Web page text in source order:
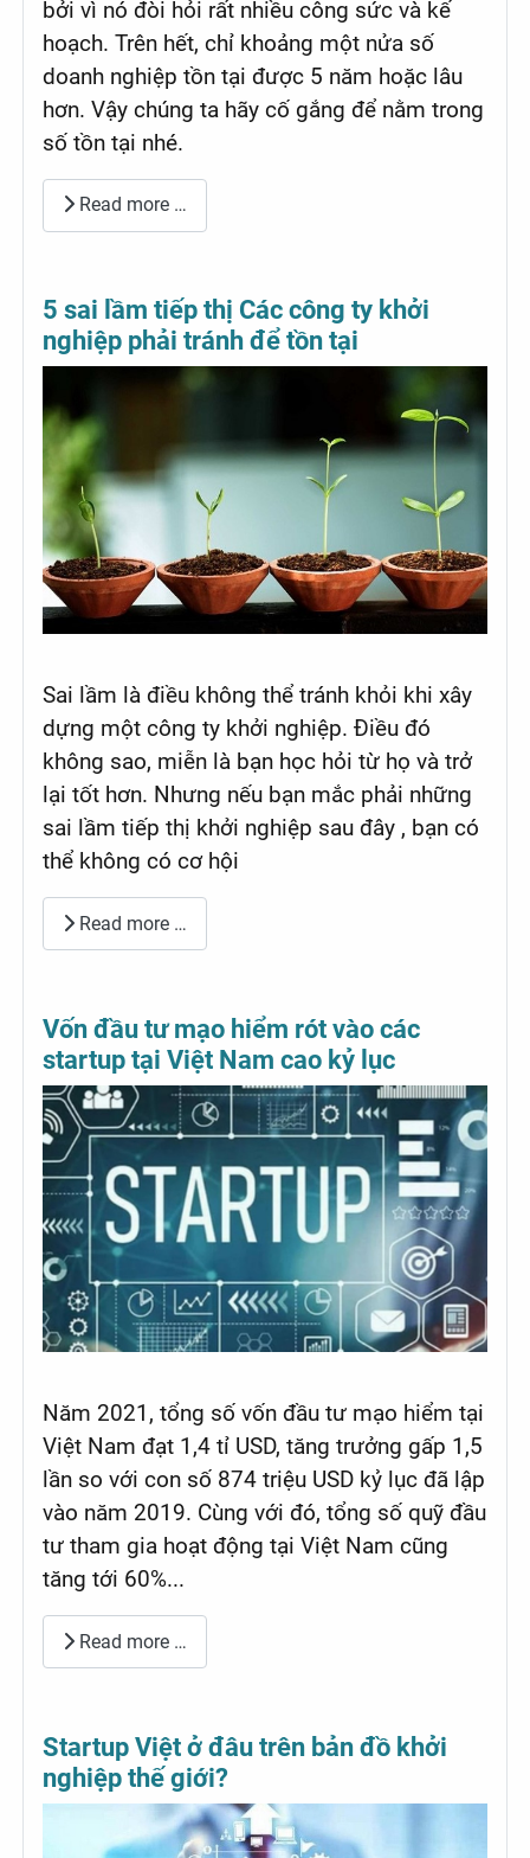
bởi vì nó đòi hỏi rất nhiều công sức và kế
hoạch. Trên hết, chỉ khoảng một nửa số
doanh nghiệp tồn tại được 5 năm hoặc lâu
hơn. Vậy chúng ta hãy cố gắng để nằm trong
số tồn tại nhé.
Read more …
5 sai lầm tiếp thị Các công ty khởi
nghiệp phải tránh để tồn tại
Sai lầm là điều không thể tránh khỏi khi xây
dựng một công ty khởi nghiệp. Điều đó
không sao, miễn là bạn học hỏi từ họ và trở
lại tốt hơn. Nhưng nếu bạn mắc phải những
sai lầm tiếp thị khởi nghiệp sau đây , bạn có
thể không có cơ hội
Read more …
Vốn đầu tư mạo hiểm rót vào các
startup tại Việt Nam cao kỷ lục
Năm 2021, tổng số vốn đầu tư mạo hiểm tại
Việt Nam đạt 1,4 tỉ USD, tăng trưởng gấp 1,5
lần so với con số 874 triệu USD kỷ lục đã lập
vào năm 2019. Cùng với đó, tổng số quỹ đầu
tư tham gia hoạt động tại Việt Nam cũng
tăng tới 60%...
Read more …
Startup Việt ở đâu trên bản đồ khởi
nghiệp thế giới?